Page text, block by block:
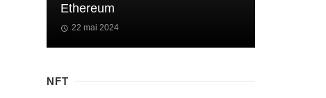
Ethereum
22 mai 2024
NFT